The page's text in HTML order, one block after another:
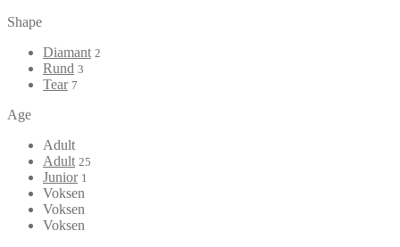
Shape
Diamant 2
Rund 3
Tear 7
Age
Adult
Adult 25
Junior 1
Voksen
Voksen
Voksen